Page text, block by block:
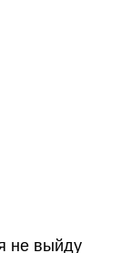
не выйду